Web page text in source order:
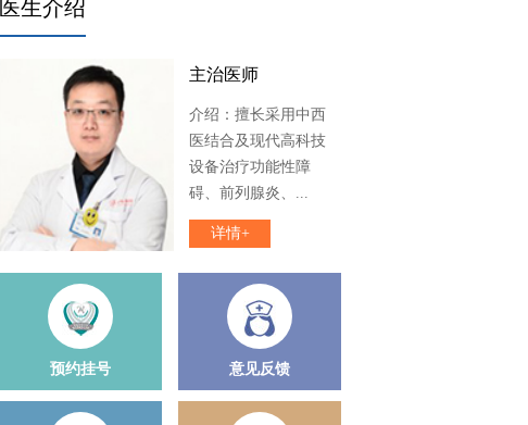
医生介绍
主治医师
介绍：擅长采用中西
医结合及现代高科技
设备治疗功能性障
碍、前列腺炎、...
详情+
预约挂号 意见反馈